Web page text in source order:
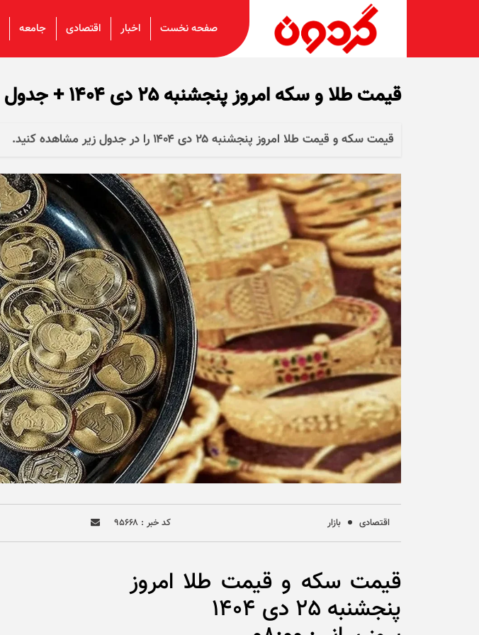
صفحه نخست اخبار اقتصادی جامعه
قیمت طلا و سکه امروز پنجشنبه ۲۵ دی ۱۴۰۴ + جدول
قیمت سکه و قیمت طلا امروز پنجشنبه ۲۵ دی ۱۴۰۴ را در جدول زیر مشاهده کنید.
اقتصادی بازار کد خبر : ۹۵۶۶۸
قیمت سکه و قیمت طلا امروز
پنجشنبه 25 دی 1404